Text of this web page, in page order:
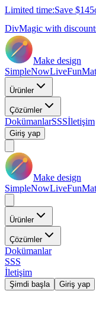
Limited time:Save $145
DivMagic with
Make design
SimpleNowLiveFun
Ürünler
Çözümler
DokümanlarSSSİletişim
Giriş yap
Make design
SimpleNowLiveFun
Ürünler
Çözümler
Dokümanlar
SSS
İletişim
Şimdi başla Giriş yap